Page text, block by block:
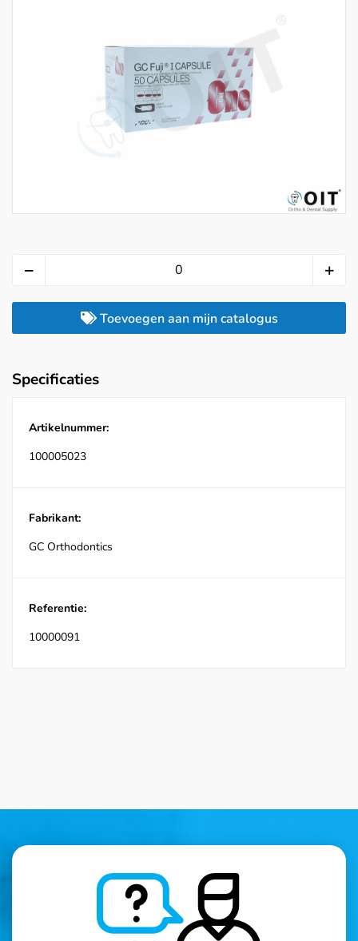
Toevoegen aan mijn catalogus
Specificaties
Artikelnummer:
100005023
Fabrikant:
GC Orthodontics
Referentie:
10000091